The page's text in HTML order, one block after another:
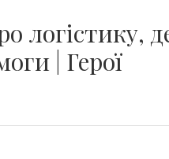
логістику,
| Герої